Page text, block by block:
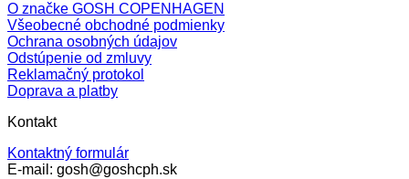
O značke GOSH COPENHAGEN
Všeobecné obchodné podmienky
Ochrana osobných údajov
Odstúpenie od zmluvy
Reklamačný protokol
Doprava a platby
Kontakt
Kontaktný formulár
E-mail: gosh@goshcph.sk